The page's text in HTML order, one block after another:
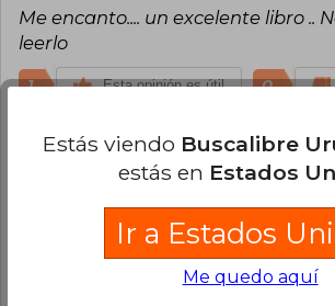
Me encanto.... un excelente libro ..
leerlo
1 Esta opinión es útil 0
Roxana Mercegue Barrientos
11 de Julio, 2017
Me gustó, pero debo decir que
principalmente en el final.
aprende lo que tuvieron que
Estás viendo Buscalibre
estás en Estados
Ir a Estados
Me quedo aquí